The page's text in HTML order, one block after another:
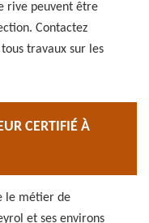
rive peuvent être
Contactez
travaux sur les
CERTIFIÉ À
le métier de
et ses environs